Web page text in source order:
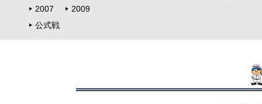
2007
2009
公式戦